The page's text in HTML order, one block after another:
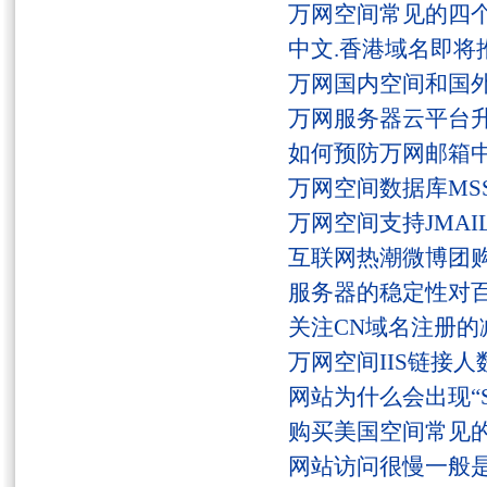
万网空间常见的四
中文.香港域名即将
万网国内空间和国
万网服务器云平台
如何预防万网邮箱
万网空间数据库
万网空间支持
互联网热潮微博团
服务器的稳定性对
关注CN域名注册
万网空间IIS链接人
网站为什么会出现
购买美国空间常见
网站访问很慢一般